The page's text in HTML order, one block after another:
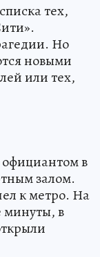
тех,
Но
новыми
или тех,
в
залом.
к метро. На
минуты, в